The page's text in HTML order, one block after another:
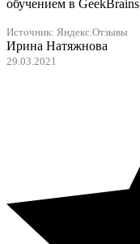
обучением в GeekBrains
Источник: Яндекс.Отзывы
Ирина Натяжнова
29.03.2021